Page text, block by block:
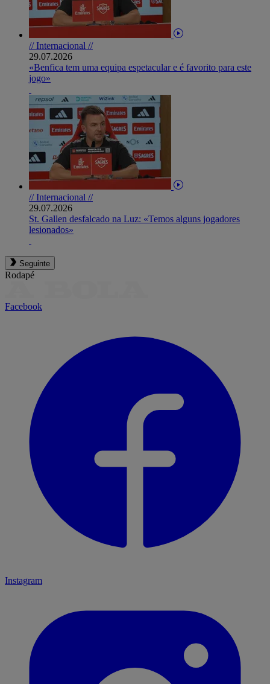
// Internacional //
29.07.2026
«Benfica tem uma equipa espetacular e é favorito para este
jogo»
// Internacional //
29.07.2026
St. Gallen desfalcado na Luz: «Temos alguns jogadores
lesionados»
Seguinte
Rodapé
Facebook
Instagram